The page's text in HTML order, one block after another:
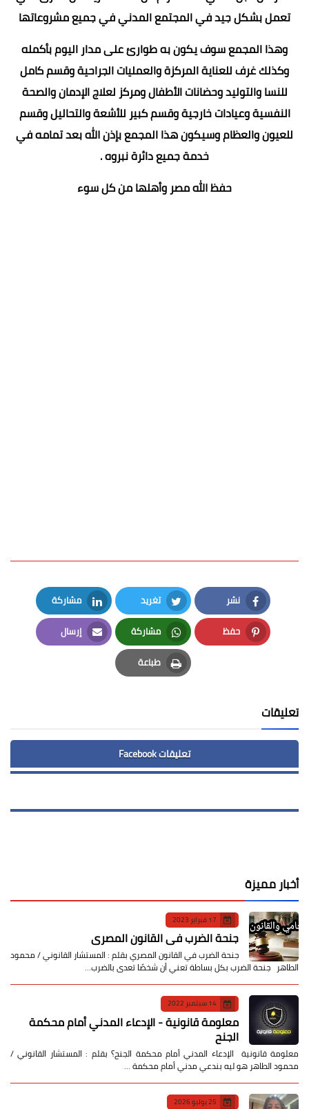
تعمل بشكل جيد في المجتمع المدني في جميع مشروعاتها
وهذا المجمع سوف يكون به طوارئ على مدار اليوم بأكمله
وكذلك غرف للعناية المركزة والعمليات الجراحية وقسم كامل
للنسا والتوليد وحضانات الأطفال ومركز لعلاج الإدمان والصحة
النفسية وعيادات خارجية وقسم كبير للأشعة والتحاليل وقسم
للعيون والعظام وسيكون هذا المجمع بإذن الله بعد تمامه في
خدمة جميع دائرة نبروه .
حفظ الله مصر وأهلها من كل سوء
نشر
Facebook
تغريد
Twitter
مشاركة
LinkedIn
حفظ
Pinterest
مشاركة
Whatsapp
إرسال
Email
طباعة
Print
تعليقات
تعليقات Facebook
أخبار مميزة
17 فبراير 2023
جنحة الضرب في القانون المصري
جنحة الضرب في القانون المصري بقلم : المستشار القانوني / محمود
الطاهر جنحة الضرب بكل بساطة تعني أن شخصًا تعدى بالضرب…
14 سبتمبر 2022
معلومة قانونية - الإدعاء المدني أمام محكمة
الجنح
معلومة قانونية الإدعاء المدني أمام محكمة الجنح؟ بقلم : المستشار القانوني /
محمود الطاهر هو ليه بندعي مدني أمام محكمة …
25 يوليو 2026